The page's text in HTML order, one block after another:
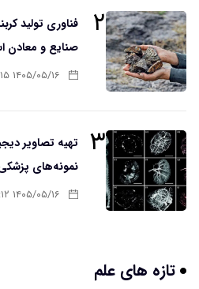
۲
فناوری تولید
صنایع و معادن
۱۴۰۵/۰۵/۱۶ ۱۸:۱۵
۳
تهیه تصاویر
نمونه‌های
۱۴۰۵/۰۵/۱۶ ۱۸:۱۲
تازه های علم